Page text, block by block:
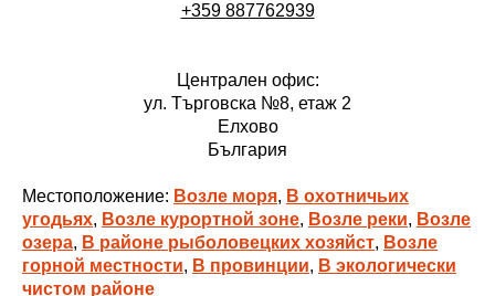
+359 887762939
Централен офис:
ул. Търговска №8, етаж 2
Елхово
България
Местоположение: Возле моря, В охотничьих
угодьях, Возле курортной зоне, Возле реки, Возле
озера, В районе рыболовецких хозяйст, Возле
горной местности, В провинции, В экологически
чистом районе